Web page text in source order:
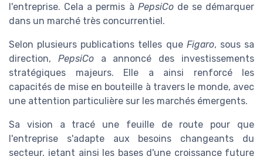
l'entreprise. Cela a permis à PepsiCode se démarquer
dans un marché très concurrentiel.
Selon plusieurs publications telles que Figaro, sous sa
direction, PepsiCoa annoncé des investissements
stratégiques majeurs. Elle a ainsi renforcé les
capacités de mise en bouteille à travers le monde, avec
une attention particulière sur les marchés émergents.
Sa vision a tracé une feuille de route pour que
l'entreprise s'adapte aux besoins changeants du
secteur, jetant ainsi les bases d'une croissance future